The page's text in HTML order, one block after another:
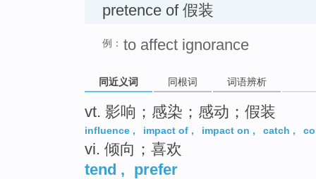
pretence of 假装
例： to affect ignorance
同近义词 同根词 词语辨析
vt. 影响；感染；感动；假装
influence , impact of , impact on , catch ,
vi. 倾向；喜欢
tend , prefer